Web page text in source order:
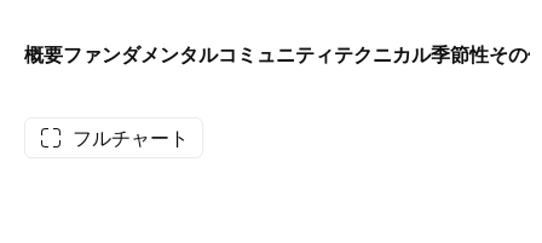
概要ファンダメンタルコミュニティテクニカル季節性その
フルチャート